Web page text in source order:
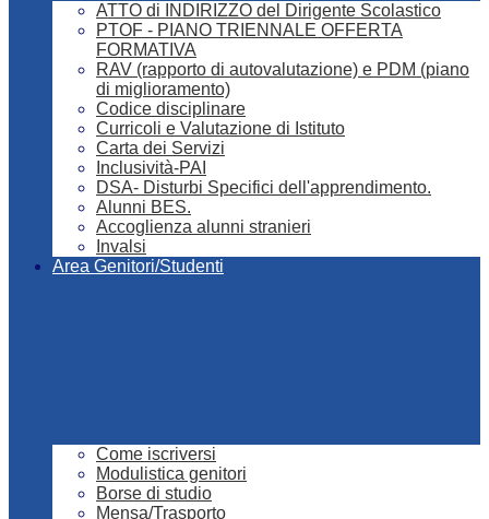
ATTO di INDIRIZZO del Dirigente Scolastico
PTOF - PIANO TRIENNALE OFFERTA
FORMATIVA
RAV (rapporto di autovalutazione) e PDM (piano
di miglioramento)
Codice disciplinare
Curricoli e Valutazione di Istituto
Carta dei Servizi
Inclusività-PAI
DSA- Disturbi Specifici dell'apprendimento.
Alunni BES.
Accoglienza alunni stranieri
Invalsi
Area Genitori/Studenti
Come iscriversi
Modulistica genitori
Borse di studio
Mensa/Trasporto